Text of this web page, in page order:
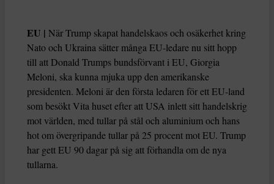
EU | När Trump skapat handelskaos och osäkerhet kring
Nato och Ukraina sätter många EU-ledare nu sitt hopp
till att Donald Trumps bundsförvant i EU, Giorgia
Meloni, ska kunna mjuka upp den amerikanske
presidenten. Meloni är den första ledaren för ett EU-land
som besökt Vita huset efter att USA inlett sitt handelskrig
mot världen, med tullar på stål och aluminium och hans
hot om övergripande tullar på 25 procent mot EU. Trump
har gett EU 90 dagar på sig att förhandla om de nya
tullarna.